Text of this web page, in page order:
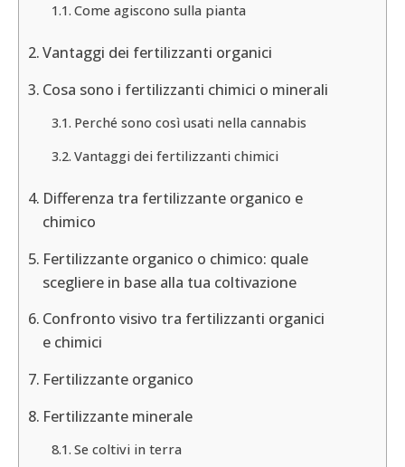
Come agiscono sulla pianta
Vantaggi dei fertilizzanti organici
Cosa sono i fertilizzanti chimici o minerali
Perché sono così usati nella cannabis
Vantaggi dei fertilizzanti chimici
Differenza tra fertilizzante organico e
chimico
Fertilizzante organico o chimico: quale
scegliere in base alla tua coltivazione
Confronto visivo tra fertilizzanti organici
e chimici
Fertilizzante organico
Fertilizzante minerale
Se coltivi in terra